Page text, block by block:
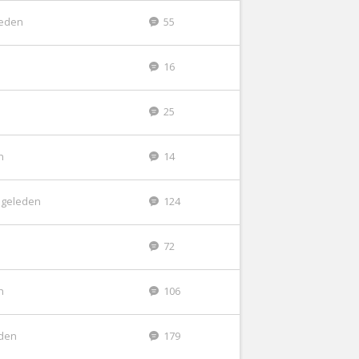
55
16
25
14
124
72
106
179